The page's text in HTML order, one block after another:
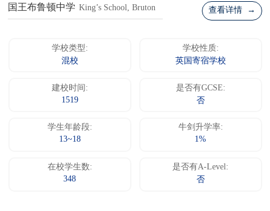
国王布鲁顿中学 King’s School, Bruton 查看详情 →
学校类型:
混校
学校性质:
英国寄宿学校
建校时间:
1519
是否有GCSE:
否
学生年龄段:
13~18
牛剑升学率:
1%
在校学生数:
348
是否有A-Level:
否